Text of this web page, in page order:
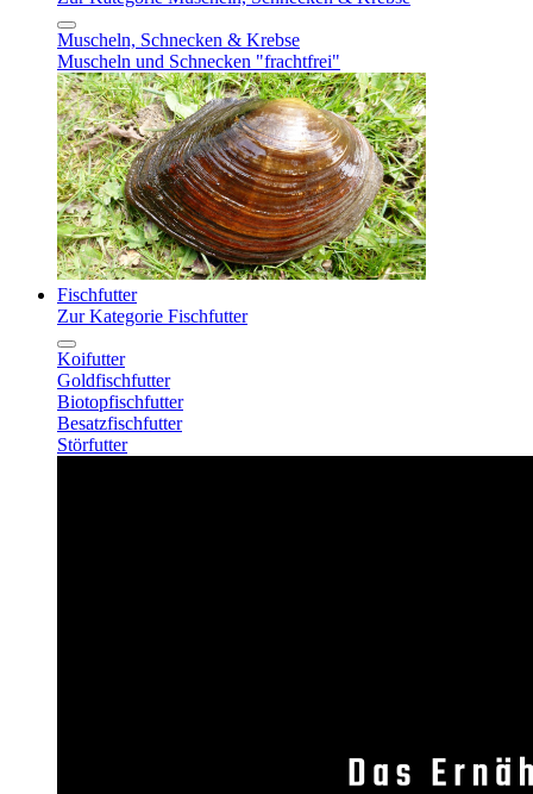
Muscheln, Schnecken & Krebse
Muscheln und Schnecken "frachtfrei"
Fischfutter
Zur Kategorie Fischfutter
Koifutter
Goldfischfutter
Biotopfischfutter
Besatzfischfutter
Störfutter